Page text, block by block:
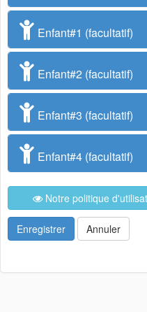
Enfant#1 (facultatif)
Enfant#2 (facultatif)
Enfant#3 (facultatif)
Enfant#4 (facultatif)
Notre politique
Enregistrer Annuler